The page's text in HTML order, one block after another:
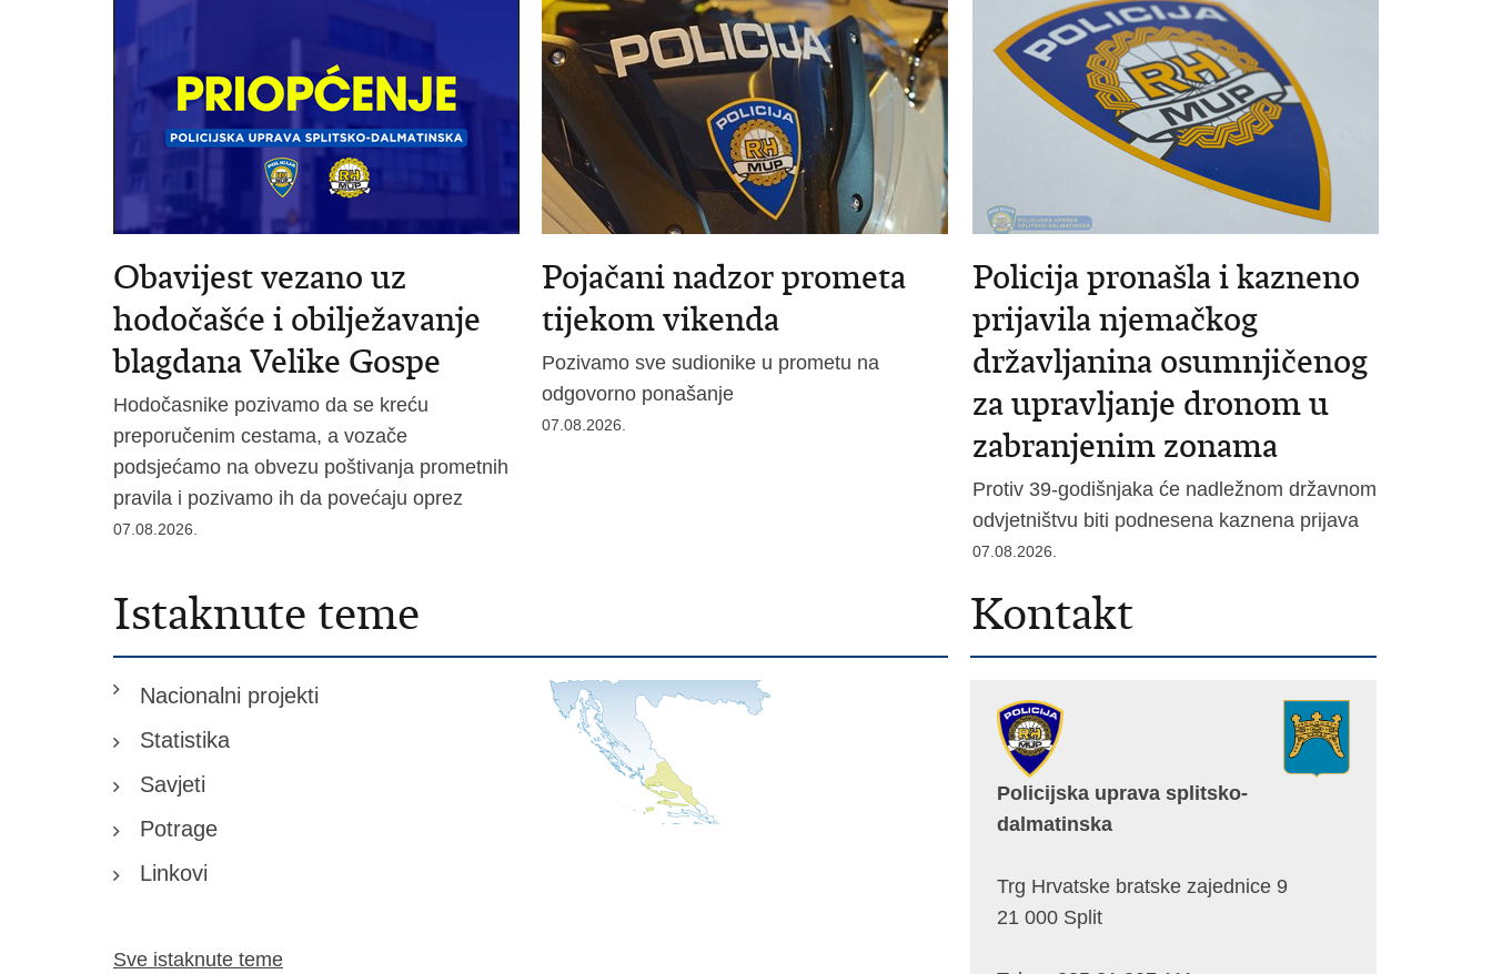
Obavijest vezano uz
hodočašće i obilježavanje
blagdana Velike Gospe
Hodočasnike pozivamo da se kreću
preporučenim cestama, a vozače
podsjećamo na obvezu poštivanja prometnih
pravila i pozivamo ih da povećaju oprez
07.08.2026.
Pojačani nadzor prometa
tijekom vikenda
Pozivamo sve sudionike u prometu na
odgovorno ponašanje
07.08.2026.
Policija pronašla i kazneno
prijavila njemačkog
državljanina osumnjičenog
za upravljanje dronom u
zabranjenim zonama
Protiv 39-godišnjaka će nadležnom državnom
odvjetništvu biti podnesena kaznena prijava
07.08.2026.
Istaknute teme
Nacionalni projekti
Statistika
Savjeti
Potrage
Linkovi
Sve istaknute teme
Kontakt
Policijska uprava splitsko-
dalmatinska
Trg Hrvatske bratske zajednice 9
21 000 Split